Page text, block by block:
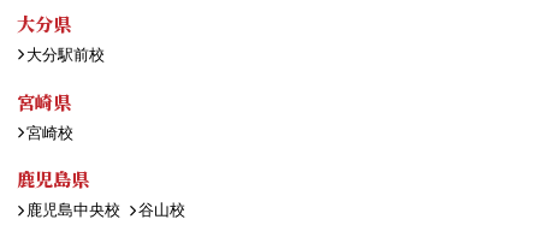
大分県
大分駅前校
宮崎県
宮崎校
鹿児島県
鹿児島中央校 谷山校